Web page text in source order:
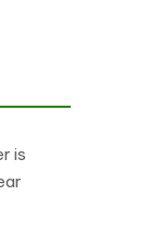
is